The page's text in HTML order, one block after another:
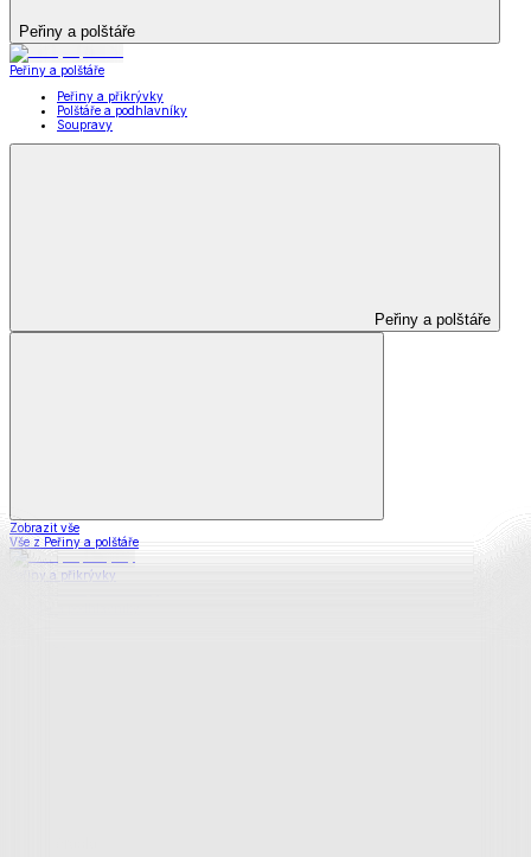
Peřiny a polštáře
Peřiny a polštáře
Peřiny a přikrývky
Polštáře a podhlavníky
Soupravy
Peřiny a polštáře
Zobrazit vše
Vše z Peřiny a polštáře
Peřiny a přikrývky